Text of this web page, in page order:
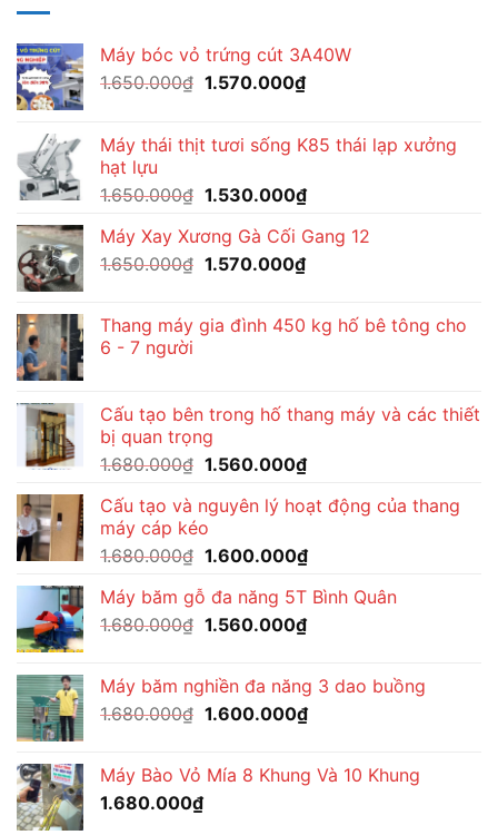
Máy bóc vỏ trứng cút 3A40W
1.650.000₫ Giá
1.650.000₫.
1.570.000₫Giá
là:
Máy thái thịt tươi sống K85 thái lạp xưởng
hạt lựu
1.650.000₫ Giá
là:
1.650.000₫.
1.530.000₫Giá
tại
là:
Máy Xay Xương Gà Cối Gang 12
1.650.000₫ Giá
1.650.000₫.
1.570.000₫Giá
là:
Thang máy gia đình 450 kg hố bê tông cho
6 - 7 người
Cấu tạo bên trong hố thang máy và các thiết
bị quan trọng
1.680.000₫ Giá
là:
1.680.000₫.
1.560.000₫Giá
tại
1.560.000₫.
Cấu tạo và nguyên lý hoạt động của thang
máy cáp kéo
1.680.000₫ Giá
là:
1.680.000₫.
1.600.000₫Giá
tại
là:
Máy băm gỗ đa năng 5T Bình Quân
1.680.000₫ Giá
1.680.000₫.
1.560.000₫Giá
là:
1.560.000₫.
Máy băm nghiền đa năng 3 dao buồng
1.680.000₫ Giá
1.680.000₫.
1.600.000₫Giá
là:
Máy Bào Vỏ Mía 8 Khung Và 10 Khung
1.680.000₫